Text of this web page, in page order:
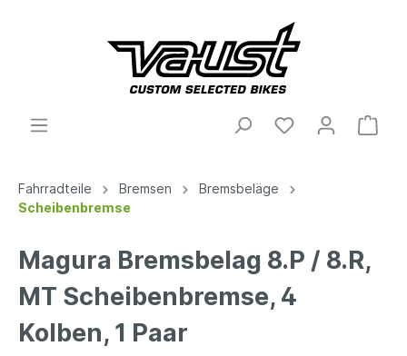
Fahrradteile Bremsen
Bremsbeläge
Scheibenbremse
Magura Bremsbelag 8.P / 8.R,
MT Scheibenbremse, 4
Kolben, 1 Paar